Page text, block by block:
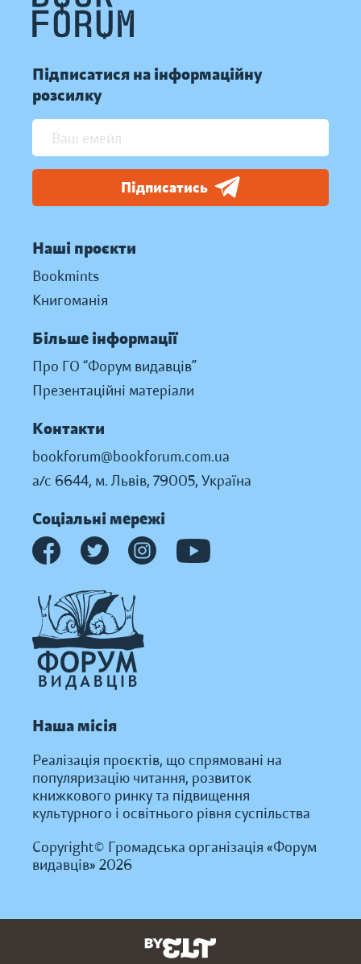
Підписатися на інформаційну
розсилку
Підписатись
Наші проєкти
Bookmints
Книгоманія
Більше інформації
Про ГО “Форум видавців”
Презентаційні матеріали
Контакти
bookforum@bookforum.com.ua
а/с 6644, м. Львів, 79005, Україна
Соціальні мережі
Наша місія
Реалізація проєктів, що спрямовані на
популяризацію читання, розвиток
книжкового ринку та підвищення
культурного і освітнього рівня суспільства
Copyright© Громадська організація «Форум
видавців» 2026